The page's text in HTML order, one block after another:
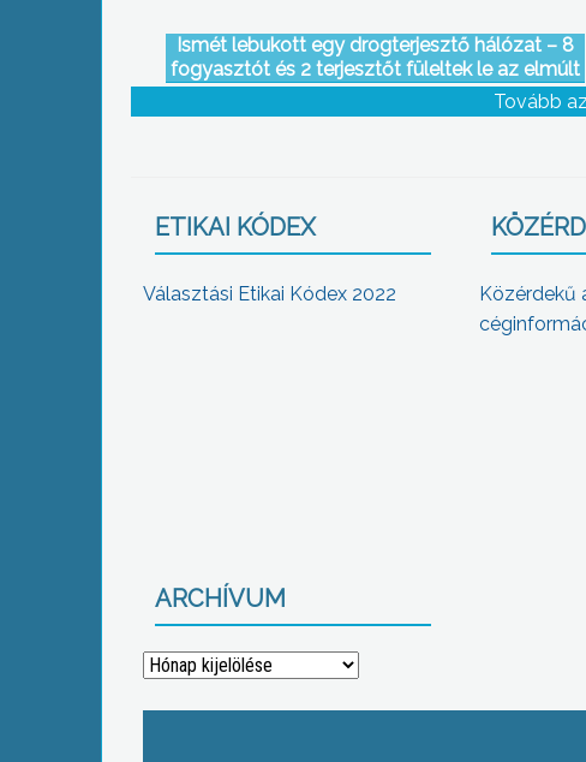
Ismét lebukott egy drogterjesztő hálózat – 8
fogyasztót és 2 terjesztőt füleltek le az elmúlt
hétvégén a Gyöngyösi Rendőrkapitányság
munkatársai
Tovább
ETIKAI KÓDEX
Választási Etikai Kódex 2022
Közérdekű
ARCHÍVUM
Archívum